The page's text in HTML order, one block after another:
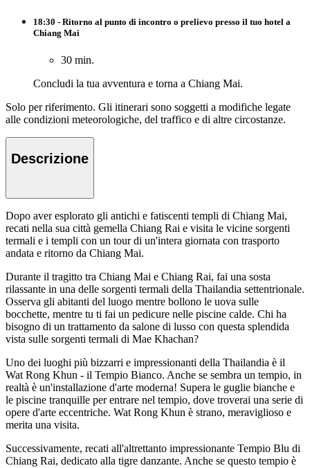
18:30 - Ritorno al punto di incontro o prelievo presso il tuo hotel a
Chiang Mai
30 min.
Concludi la tua avventura e torna a Chiang Mai.
Solo per riferimento. Gli itinerari sono soggetti a modifiche legate
alle condizioni meteorologiche, del traffico e di altre circostanze.
Descrizione
Dopo aver esplorato gli antichi e fatiscenti templi di Chiang Mai,
recati nella sua città gemella Chiang Rai e visita le vicine sorgenti
termali e i templi con un tour di un'intera giornata con trasporto
andata e ritorno da Chiang Mai.
Durante il tragitto tra Chiang Mai e Chiang Rai, fai una sosta
rilassante in una delle sorgenti termali della Thailandia settentrionale.
Osserva gli abitanti del luogo mentre bollono le uova sulle
bocchette, mentre tu ti fai un pedicure nelle piscine calde. Chi ha
bisogno di un trattamento da salone di lusso con questa splendida
vista sulle sorgenti termali di Mae Khachan?
Uno dei luoghi più bizzarri e impressionanti della Thailandia è il
Wat Rong Khun - il Tempio Bianco. Anche se sembra un tempio, in
realtà è un'installazione d'arte moderna! Supera le guglie bianche e
le piscine tranquille per entrare nel tempio, dove troverai una serie di
opere d'arte eccentriche. Wat Rong Khun è strano, meraviglioso e
merita una visita.
Successivamente, recati all'altrettanto impressionante Tempio Blu di
Chiang Rai, dedicato alla tigre danzante. Anche se questo tempio è